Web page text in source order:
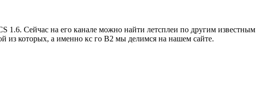
1.6. Сейчас на его канале можно найти летсплеи по другим известным
из которых, а именно кс го В2 мы делимся на нашем сайте.